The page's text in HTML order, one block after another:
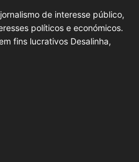
de interesse público,
políticos e económicos.
fins lucrativos Desalinha,